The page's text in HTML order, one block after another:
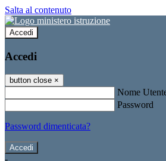
Salta al contenuto
Accedi
Accedi
button close ×
Nome
Password
Password dimenticata?